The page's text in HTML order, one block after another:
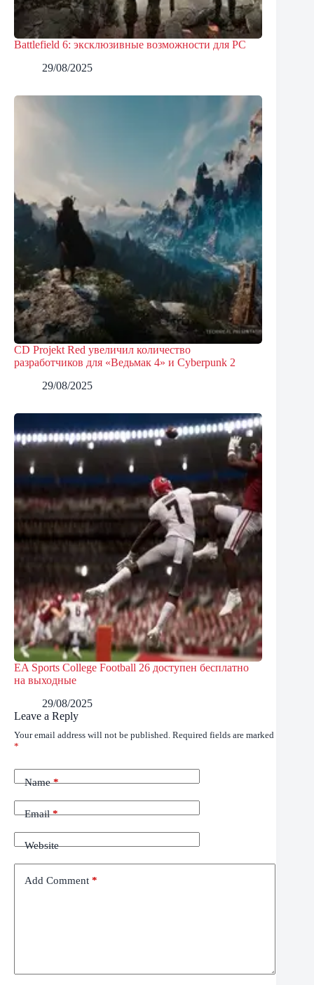
Battlefield 6: эксклюзивные возможности для PC
29/08/2025
CD Projekt Red увеличил количество
разработчиков для «Ведьмак 4» и Cyberpunk 2
29/08/2025
EA Sports College Football 26 доступен бесплатно
на выходные
29/08/2025
Leave a Reply
Your email address will not be published. Required fields are marked
*
Name*
Email*
Website
Add Comment *